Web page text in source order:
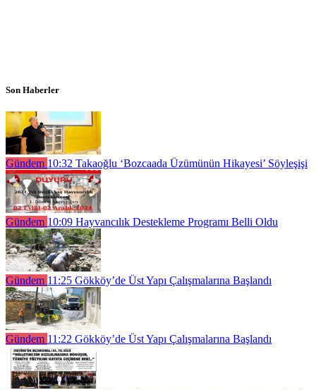
Son Haberler
Gündem 10:32 Takaoğlu ‘Bozcaada Üzümünün Hikayesi’ Söyleşişi
Gündem 10:09 Hayvancılık Destekleme Programı Belli Oldu
Gündem 11:25 Gökköy’de Üst Yapı Çalışmalarına Başlandı
Gündem 11:22 Gökköy’de Üst Yapı Çalışmalarına Başlandı